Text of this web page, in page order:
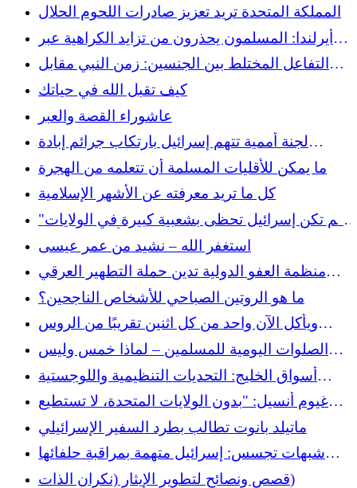
التزامه وتدعوها لزيارة فلسطين عندما تكون حرة
المملكة المتحدة تريد تعزيز صادرات اللحوم الحلال
أيرلندا: المسلمون يحذرون من تزايد الكراهية عبر
الإنترنت
التفاعل المختلط بين الجنسين: زمن النبي مقابل
اليوم
كيف تقبل الله في حياتك
عاشوراء القصة والعبر
لجنة أممية تتهم إسرائيل بارتكاب جرائم إبادة
جماعية ضد الأطفال في غزة
ما يمكن للأقليات المسلمة أن تتعلمه من الهجرة
كل ما تريد معرفته عن الأشهر الإسلامية
"لم تكن إسرائيل تحظى بشعبية كبيرة في الولايات
المتحدة من قبل": حتى ترامب ينأى بنفسه عن
نتنياهو.
استغفر الله – نشيد من عمر عيسى
منظمة العفو الدولية تدين حملة التطهير العرقي
الإسرائيلية في الضفة الغربية
ما هو الروتين الصباحي للأشخاص الناجحين؟
ويأكل الآن واحد من كل اثنين تقريبًا من الروس
اللحوم الحلال
الصلوات اليومية للمسلمين – لماذا خمس وليس
أسواق الخليج: التحديات التنظيمية واللوجستية
لإصدار شهادات الحلال
غيوم أنسيل: "بدون الولايات المتحدة، لا تستطيع
ماتيلد بانوت تطالب بطرد السفير الإسرائيلي
شبهات تجسس: إسرائيل متهمة بمراقبة حلفائها
الأمريكيين
قصص ونصائح لتطوير الإيثار (نكران الذات)